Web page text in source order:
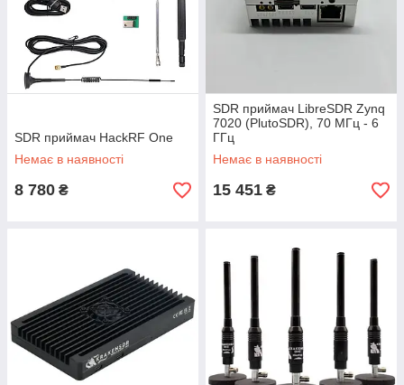
SDR приймач HackRF One
Немає в наявності
8 780 ₴
SDR приймач LibreSDR Zynq
7020 (PlutoSDR), 70 МГц - 6
ГГц
Немає в наявності
15 451 ₴